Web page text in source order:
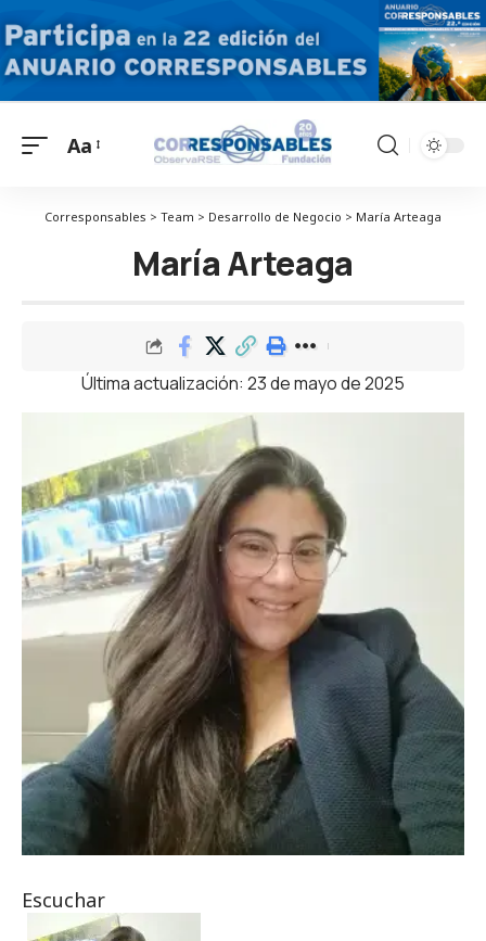
Aa
Corresponsables > Team > Desarrollo de Negocio > María Arteaga
María Arteaga
Última actualización: 23 de mayo de 2025
Escuchar